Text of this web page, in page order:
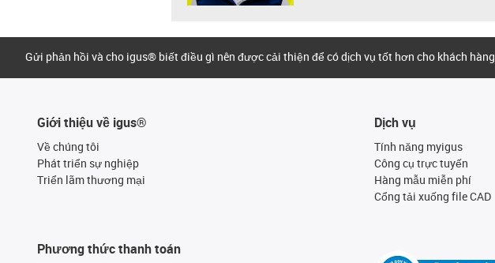
Gửi phản hồi và cho igus® biết điều gì nên được cải thiện để có dịch vụ tốt hơn cho khách hàng.
Giới thiệu về igus®
Về chúng tôi
Phát triển sự nghiệp
Triển lãm thương mại
Phương thức thanh toán
Dịch vụ
Tính năng myigus
Công cụ trực tuyến
Hàng mẫu miễn phí
Cổng tải xuống file CAD